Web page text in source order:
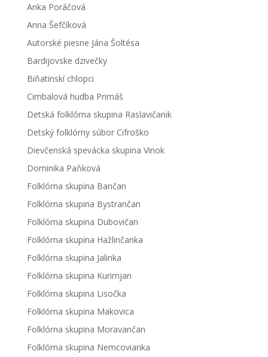
Anka Poráčová
Anna Šefčíková
Autorské piesne Jána Šoltésa
Bardijovske dzivečky
Biňatinskí chlopci
Cimbalová hudba Primáš
Detská folklórna skupina Raslavičanik
Detský folklórny súbor Cifroško
Dievčenská spevácka skupina Vinok
Dominika Paňková
Folklórna skupina Bančan
Folklórna skupina Bystrančan
Folklórna skupina Dubovičan
Folklórna skupina Hažlinčanka
Folklórna skupina Jalinka
Folklórna skupina Kurimjan
Folklórna skupina Lisočka
Folklórna skupina Makovica
Folklórna skupina Moravančan
Folklórna skupina Nemcovianka